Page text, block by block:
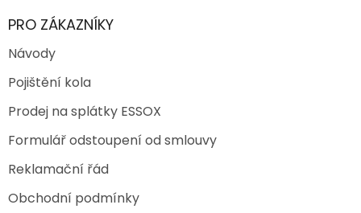
PRO ZÁKAZNÍKY
Návody
Pojištění kola
Prodej na splátky ESSOX
Formulář odstoupení od smlouvy
Reklamační řád
Obchodní podmínky